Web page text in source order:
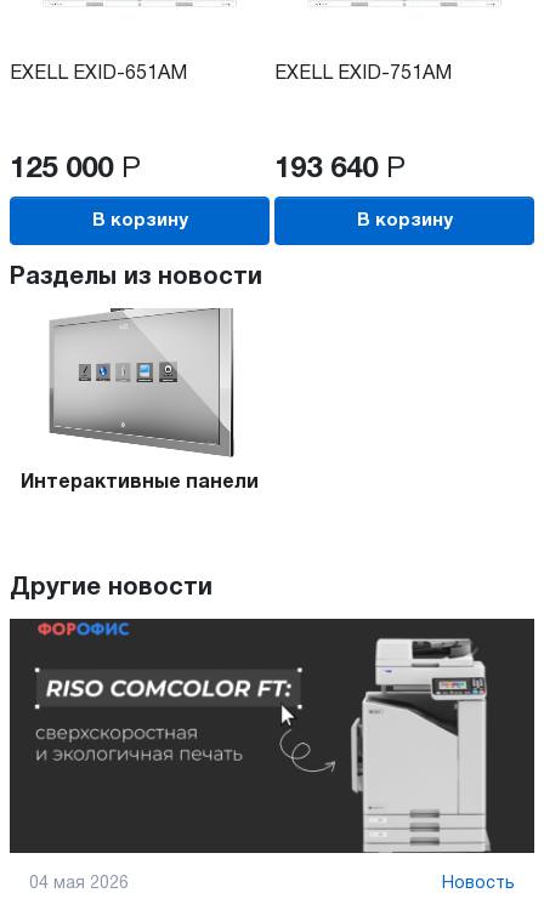
EXELL EXID-651AМ
125 000 Р
В корзину
EXELL EXID-751AМ
193 640 Р
В корзину
Разделы из новости
Интерактивные панели
Другие новости
04 мая 2026 Новость